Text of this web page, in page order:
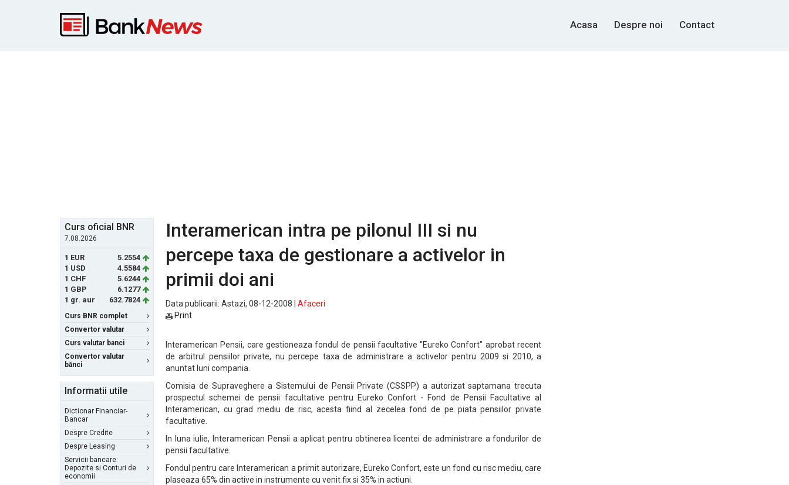
Acasa Despre noi Contact
Curs oficial BNR
7.08.2026
1 EUR
5.2554
1 USD
4.5584
1 CHF
5.6244
1 GBP
6.1277
1 gr. aur
632.7824
Curs BNR complet
Convertor valutar
Curs valutar banci
Convertor valutar
bănci
Informatii utile
Dictionar Financiar-
Bancar
Despre Credite
Despre Leasing
Servicii bancare:
Depozite si Conturi de
economii
Interamerican intra pe pilonul III si nu
percepe taxa de gestionare a activelor in
primii doi ani
Data publicarii: Astazi, 08-12-2008 | Afaceri
Print
Interamerican Pensii, care gestioneaza fondul de pensii facultative "Eureko Confort" aprobat recent
de arbitrul pensiilor private, nu percepe taxa de administrare a activelor pentru 2009 si 2010, a
anuntat luni compania.
Comisia de Supraveghere a Sistemului de Pensii Private (CSSPP) a autorizat saptamana trecuta
prospectul schemei de pensii facultative pentru Eureko Confort - Fond de Pensii Facultative al
Interamerican, cu grad mediu de risc, acesta fiind al zecelea fond de pe piata pensiilor private
facultative.
In luna iulie, Interamerican Pensii a aplicat pentru obtinerea licentei de administrare a fondurilor de
pensii facultative.
Fondul pentru care Interamerican a primit autorizare, Eureko Confort, este un fond cu risc mediu, care
plaseaza 65% din active in instrumente cu venit fix si 35% in actiuni.